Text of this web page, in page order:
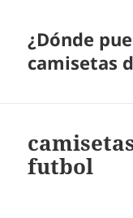
¿Dónde
camisetas
futbol